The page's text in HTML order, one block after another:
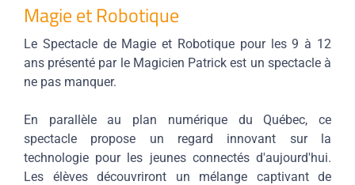
Magie et Robotique
Le Spectacle de Magie et Robotique pour les 9 à 12
ans présenté par le Magicien Patrick est un spectacle à
ne pas manquer.
En parallèle au plan numérique du Québec, ce
spectacle propose un regard innovant sur la
technologie pour les jeunes connectés d'aujourd'hui.
Les élèves découvriront un mélange captivant de